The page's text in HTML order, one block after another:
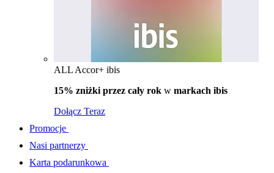
ALL Accor+ ibis
15% zniżki przez cały rok w markach ibis
Dołącz Teraz
Promocje
Nasi partnerzy
Karta podarunkowa